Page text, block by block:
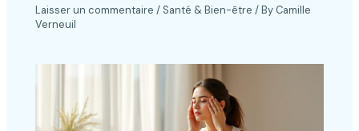
Laisser un commentaire / Santé & Bien-être / By Camille
Verneuil